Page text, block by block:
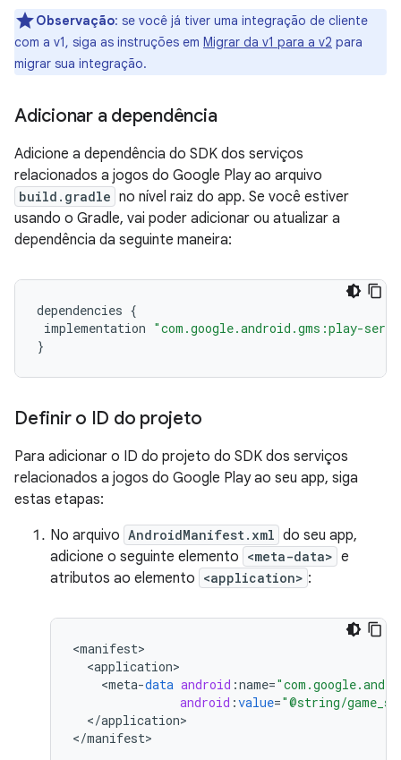
Observação: se você já tiver uma integração de cliente
com a v1, siga as instruções em Migrar da v1 para a v2 para
migrar sua integração.
Adicionar a dependência
Adicione a dependência do SDK dos serviços
relacionados a jogos do Google Play ao arquivo
build.gradle no nível raiz do app. Se você estiver
usando o Gradle, vai poder adicionar ou atualizar a
dependência da seguinte maneira:
dependencies {
implementation "com.google.android.gms:play-
}
Definir o ID do projeto
Para adicionar o ID do projeto do SDK dos serviços
relacionados a jogos do Google Play ao seu app, siga
estas etapas:
No arquivo AndroidManifest.xml do seu app,
adicione o seguinte elemento <meta-data> e
atributos ao elemento <application> :
<manifest
<application
<meta-data android :name=
android :value="@string/
</application>
</manifest